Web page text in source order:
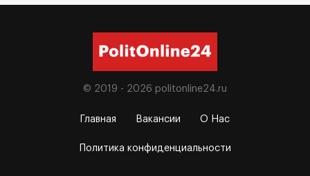
© 2019 - 2026 politonline24.ru
Главная Вакансии О Нас
Политика конфиденциальности